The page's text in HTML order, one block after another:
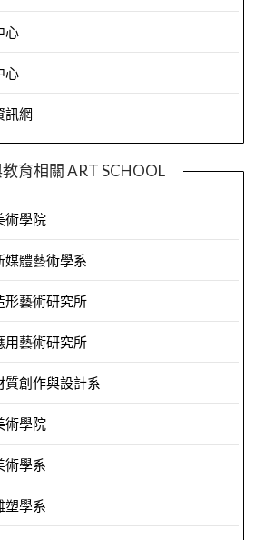
心
心
訊網
育相關 ART SCHOOL
術學院
媒體藝術學系
形藝術研究所
用藝術研究所
質創作與設計系
術學院
術學系
塑學系